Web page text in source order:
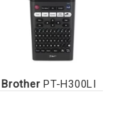
BrotherPT-H300LI